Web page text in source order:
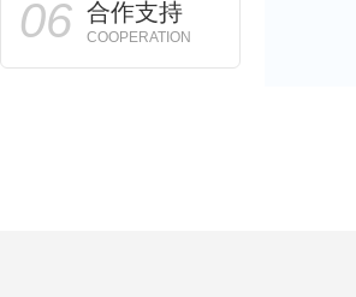
06 合作支持
COOPERATION